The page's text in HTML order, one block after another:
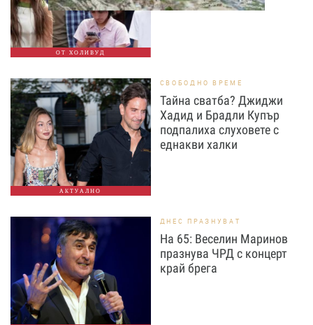
ОТ ХОЛИВУД
АКТУАЛНО
СВОБОДНО ВРЕМЕ
Тайна сватба? Джиджи
Хадид и Брадли Купър
подпалиха слуховете с
еднакви халки
ДНЕС ПРАЗНУВАТ
На 65: Веселин Маринов
празнува ЧРД с концерт
край брега